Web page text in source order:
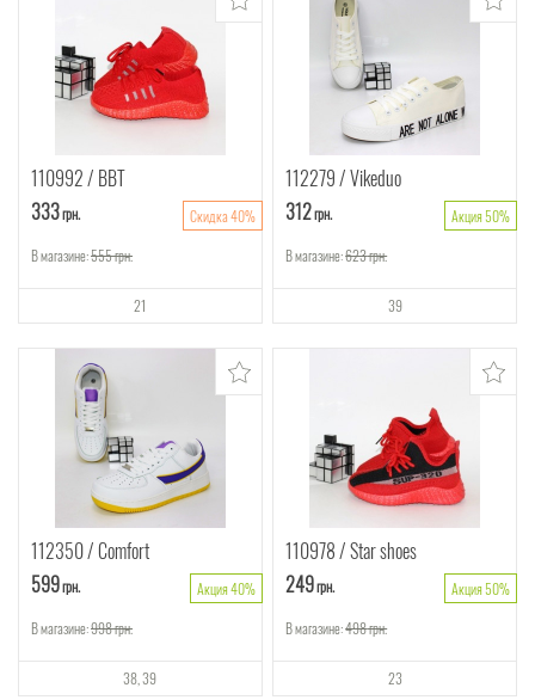
110992 ВВТ
333грн.
Скидка 40%
В магазине:555грн.
21
112279 Vikeduo
312грн.
Акция 50%
В магазине:623грн.
39
112350 Comfort
599грн.
Акция 40%
В магазине:998грн.
38 39
110978 Star shoes
249грн.
Акция 50%
В магазине:498грн.
23